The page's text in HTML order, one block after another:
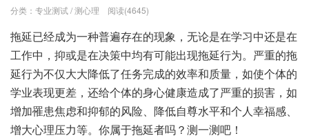
分类： 专业测试 /测心理 阅读(4645)
拖延已经成为一种普遍存在的现象，无论是在学习中还是在
工作中，抑或是在决策中均有可能出现拖延行为。严重的拖
延行为不仅大大降低了任务完成的效率和质量，如使个体的
学业表现更差，还给个体的身心健康造成了严重的损害，如
增加罹患焦虑和抑郁的风险、降低自尊水平和个人幸福感、
增大心理压力等。你属于拖延者吗？测一测吧！